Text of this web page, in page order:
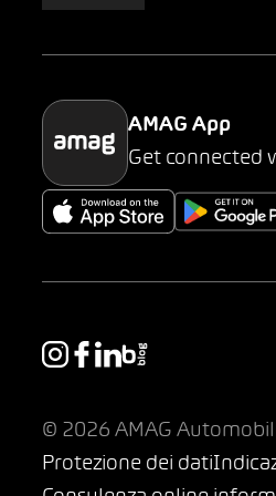
Parking
AMAG App
Get connected
© 2026 AMAG
Protezione dei dati